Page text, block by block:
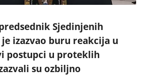
Sjedinjenih
izazvao buru reakcija u
postupci u proteklih
su ozbiljno